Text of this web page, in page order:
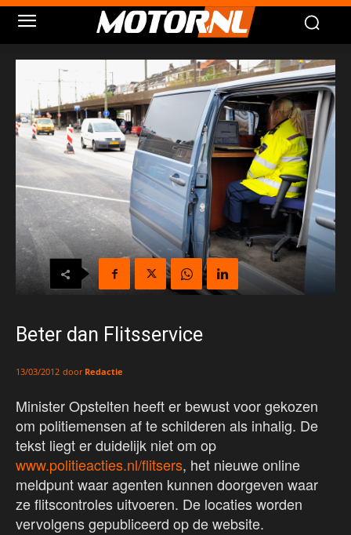
Beter dan Flitsservice
13/03/2012 door Redactie
Minister Opstelten heeft er bewust voor gekozen
om politiemensen af te schilderen als inhalig. De
tekst liegt er duidelijk niet om op
www.politieacties.nl/flitsers, het nieuwe online
meldpunt waar agenten kunnen doorgeven waar
ze flitscontroles uitvoeren. De locaties worden
vervolgens gepubliceerd op de website.